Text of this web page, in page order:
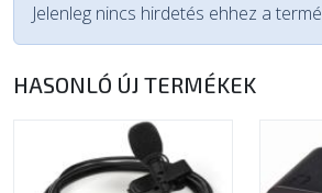
Jelenleg nincs hirdetés ehhez a
HASONLÓ ÚJ TERMÉKEK